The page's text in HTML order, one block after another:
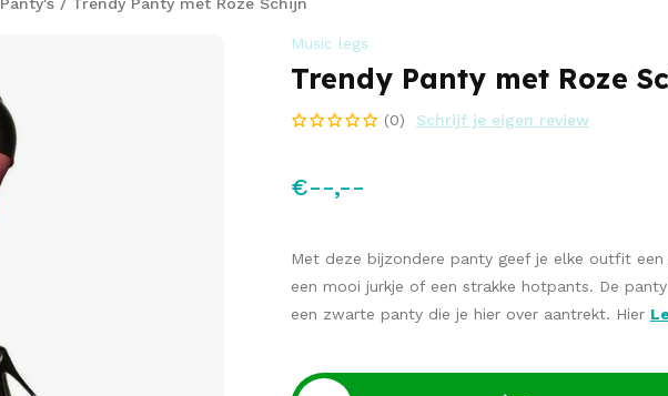
Music legs
Trendy Panty met Roze
(0) Schrijf je eigen review
€--,--
Met deze bijzondere panty geef je elke outfit
een mooi jurkje of een strakke hotpants. De
een zwarte panty die je hier over aantrekt. Hier